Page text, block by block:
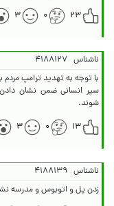
۲۳
۰ ۳
ناشناس ۴۱۸۸۱۲۷
با توجه به تهدید ترامپ مردم
سپر انسانی ضمن نشان
شوند.
۱۳
۰ ۳
ناشناس ۴۱۸۸۱۳۹
زدن پل و اتوبوس و مدرسه